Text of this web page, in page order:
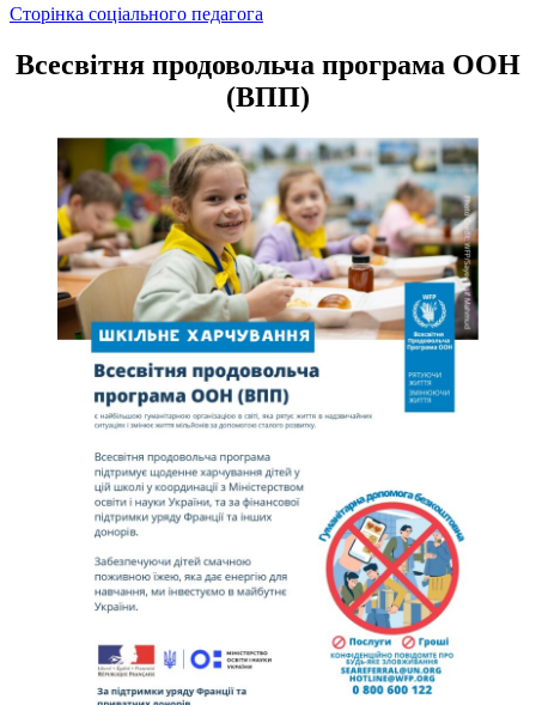
Навігація
записів
Сторінка соціального педагога
Всесвітня продовольча програма ООН
(ВПП)